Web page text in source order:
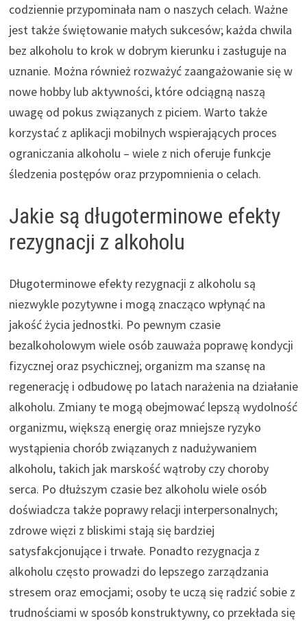
codziennie przypominała nam o naszych celach. Ważne
jest także świętowanie małych sukcesów; każda chwila
bez alkoholu to krok w dobrym kierunku i zasługuje na
uznanie. Można również rozważyć zaangażowanie się w
nowe hobby lub aktywności, które odciągną naszą
uwagę od pokus związanych z piciem. Warto także
korzystać z aplikacji mobilnych wspierających proces
ograniczania alkoholu – wiele z nich oferuje funkcje
śledzenia postępów oraz przypomnienia o celach.
Jakie są długoterminowe efekty
rezygnacji z alkoholu
Długoterminowe efekty rezygnacji z alkoholu są
niezwykle pozytywne i mogą znacząco wpłynąć na
jakość życia jednostki. Po pewnym czasie
bezalkoholowym wiele osób zauważa poprawę kondycji
fizycznej oraz psychicznej; organizm ma szansę na
regenerację i odbudowę po latach narażenia na działanie
alkoholu. Zmiany te mogą obejmować lepszą wydolność
organizmu, większą energię oraz mniejsze ryzyko
wystąpienia chorób związanych z nadużywaniem
alkoholu, takich jak marskość wątroby czy choroby
serca. Po dłuższym czasie bez alkoholu wiele osób
doświadcza także poprawy relacji interpersonalnych;
zdrowe więzi z bliskimi stają się bardziej
satysfakcjonujące i trwałe. Ponadto rezygnacja z
alkoholu często prowadzi do lepszego zarządzania
stresem oraz emocjami; osoby te uczą się radzić sobie z
trudnościami w sposób konstruktywny, co przekłada się